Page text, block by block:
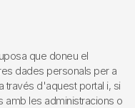
que doneu el
dades personals per a
través d'aquest portal i, si
amb les administracions o